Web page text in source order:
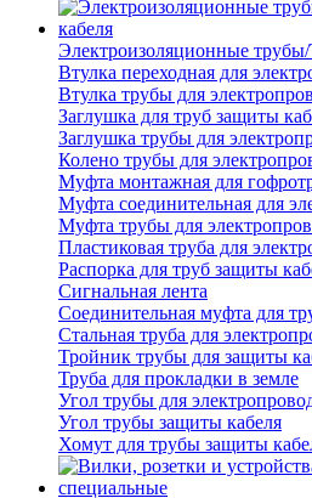
Электроизоляционные
Втулка переходная для
Втулка трубы для
Заглушка для труб защиты
Заглушка трубы для
Колено трубы для
Муфта монтажная для
Муфта соединительная для
Муфта трубы для
Пластиковая труба для
Распорка для труб защиты
Сигнальная лента
Соединительная муфта для
Стальная труба для
Тройник трубы для защиты
Труба для прокладки в земле
Угол трубы для
Угол трубы защиты кабеля
Хомут для трубы защиты